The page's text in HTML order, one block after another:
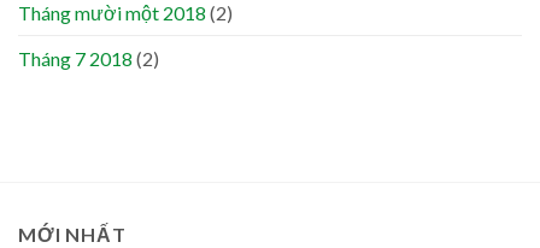
Tháng mười một 2018 (2)
Tháng 7 2018 (2)
MỚI NHẤT